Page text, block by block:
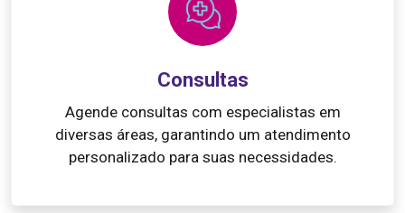
Consultas
Agende consultas com especialistas em
diversas áreas, garantindo um atendimento
personalizado para suas necessidades.